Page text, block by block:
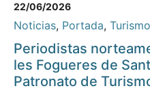
22/06/2026
Noticias, Portada, Turismo
Periodistas
les Fogueres de
Patronato de